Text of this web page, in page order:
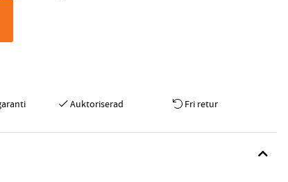
Auktoriserad Fri retur